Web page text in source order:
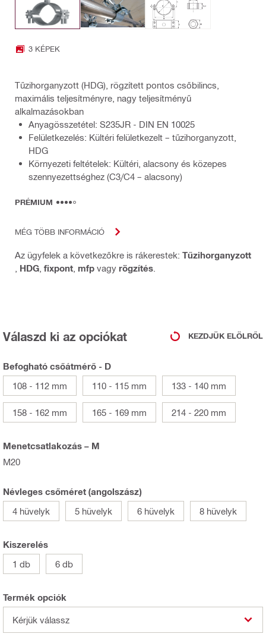
3 KÉPEK
Tűzihorganyzott (HDG), rögzített pontos csőbilincs,
maximális teljesítményre, nagy teljesítményű
alkalmazásokban
Anyagösszetétel: S235JR - DIN EN 10025
Felületkezelés: Kültéri felületkezelt – tűzihorganyzott,
HDG
Környezeti feltételek: Kültéri, alacsony és közepes
szennyezettséghez (C3/C4 – alacsony)
PRÉMIUM
MÉG TÖBB INFORMÁCIÓ
Az ügyfelek a következőkre is rákerestek: Tűzihorganyzott
HDG fixpont mfp vagy rögzítés
Válaszd ki az opciókat KEZDJÜK ELÖLRŐL
Befogható csőátmérő - D
108 - 112 mm
110 - 115 mm 133 - 140 mm
158 - 162 mm 165 - 169 mm 214 - 220 mm
Menetcsatlakozás – M
M20
Névleges csőméret (angolszász)
4 hüvelyk
5 hüvelyk 6 hüvelyk 8 hüvelyk
Kiszerelés
1 db
6 db
Termék opciók
Kérjük válassz